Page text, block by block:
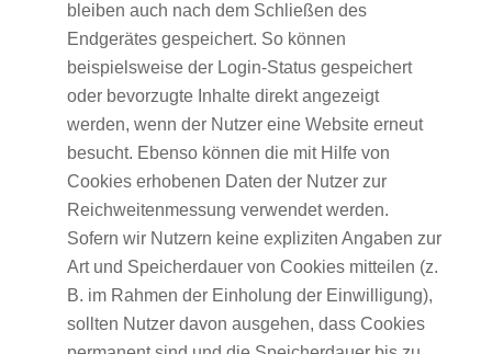
bleiben auch nach dem Schließen des
Endgerätes gespeichert. So können
beispielsweise der Login-Status gespeichert
oder bevorzugte Inhalte direkt angezeigt
werden, wenn der Nutzer eine Website erneut
besucht. Ebenso können die mit Hilfe von
Cookies erhobenen Daten der Nutzer zur
Reichweitenmessung verwendet werden.
Sofern wir Nutzern keine expliziten Angaben zur
Art und Speicherdauer von Cookies mitteilen (z.
B. im Rahmen der Einholung der Einwilligung),
sollten Nutzer davon ausgehen, dass Cookies